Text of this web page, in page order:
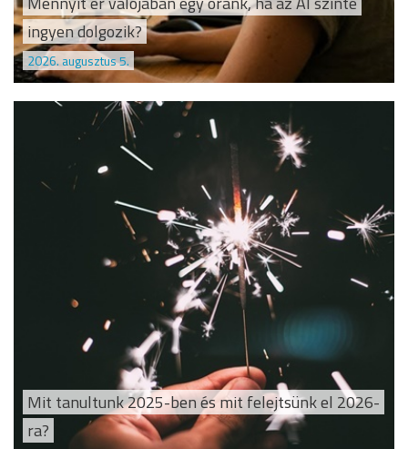
ingyen dolgozik?
2026. augusztus 5.
Mit tanultunk 2025-ben és mit felejtsünk el 2026-
ra?